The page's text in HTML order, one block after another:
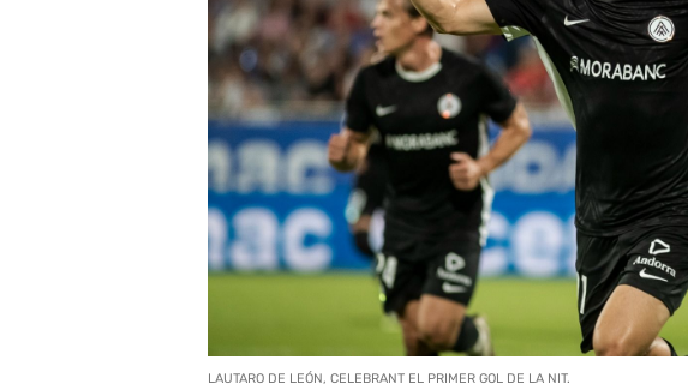
LAUTARO DE LEÓN, CELEBRANT EL PRIMER GOL DE LA NIT.